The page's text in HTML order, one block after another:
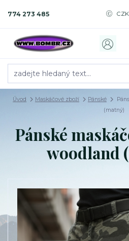
CZK
774 273 485
Úvod Maskáčové zboží Pánské
(matný)
Pánské
woodland